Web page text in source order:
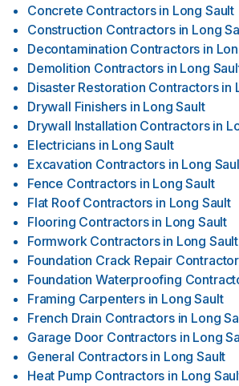
Concrete Contractors in Long Sault
Construction Contractors in Long
Decontamination Contractors in
Demolition Contractors in Long
Disaster Restoration Contractors in
Drywall Finishers in Long Sault
Drywall Installation Contractors in
Electricians in Long Sault
Excavation Contractors in Long
Fence Contractors in Long Sault
Flat Roof Contractors in Long Sault
Flooring Contractors in Long Sault
Formwork Contractors in Long Sault
Foundation Crack Repair
Foundation Waterproofing
Framing Carpenters in Long Sault
French Drain Contractors in Long
Garage Door Contractors in Long
General Contractors in Long Sault
Heat Pump Contractors in Long